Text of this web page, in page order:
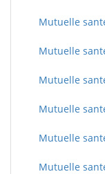
Mutuelle santé
Mutuelle
Mutuelle
Mutuelle
Mutuelle
Mutuelle